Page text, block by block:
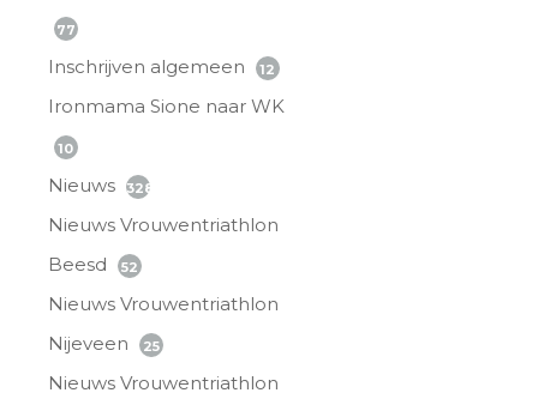
77
Inschrijven algemeen 12
Ironmama Sione naar WK
10
Nieuws 328
Nieuws Vrouwentriathlon
Beesd
52
Nieuws Vrouwentriathlon
Nijeveen
25
Nieuws Vrouwentriathlon